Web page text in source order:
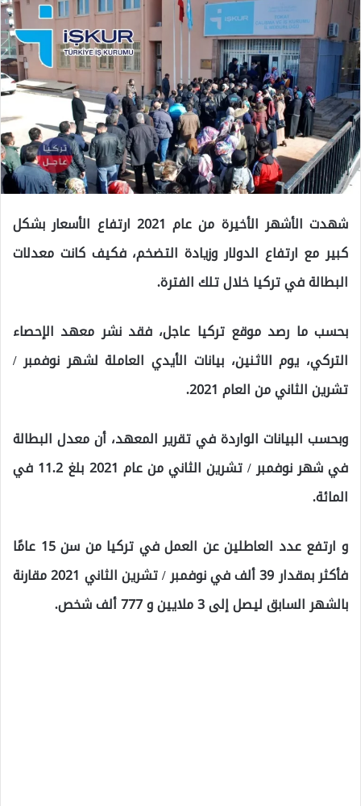
شهدت الأشهر الأخيرة من عام 2021 ارتفاع الأسعار بشكل
كبير مع ارتفاع الدولار وزيادة التضخم، فكيف كانت معدلات
البطالة في تركيا خلال تلك الفترة.
بحسب ما رصد موقع تركيا عاجل، فقد نشر معهد الإحصاء
التركي، يوم الاثنين، بيانات الأيدي العاملة لشهر نوفمبر /
تشرين الثاني من العام 2021.
وبحسب البيانات الواردة في تقرير المعهد، أن معدل البطالة
في شهر نوفمبر / تشرين الثاني من عام 2021 بلغ 11.2 في
المائة.
و ارتفع عدد العاطلين عن العمل في تركيا من سن 15 عامًا
فأكثر بمقدار 39 ألف في نوفمبر / تشرين الثاني 2021 مقارنة
بالشهر السابق ليصل إلى 3 ملايين و 777 ألف شخص.